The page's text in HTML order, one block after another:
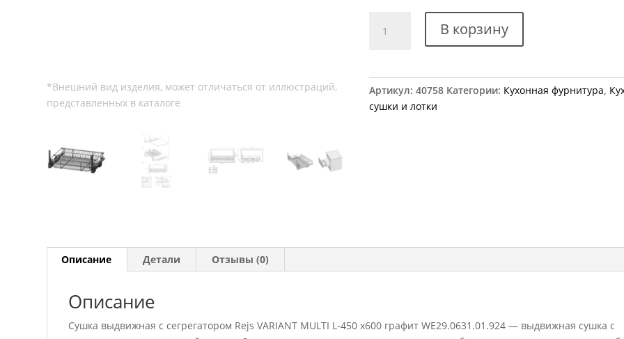
товара
сегрегатором
Rejs
В корзину
Артикул:40758 Категории: Кухонная фурнитура,
сушки и лотки
Описание Детали Отзывы (0)
Описание
Сушка выдвижная с сегрегатором Rejs VARIANT MULTI L-450 x600 графит WE29.0631.01.924 — выдвижная сушка с